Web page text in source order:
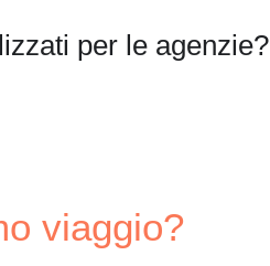
per le agenzie?
viaggio?